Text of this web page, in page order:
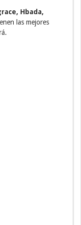
Hbada,
las mejores